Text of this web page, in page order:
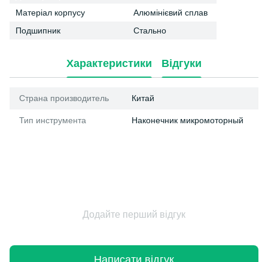
Матеріал корпусу
Алюмінієвий сплав
Подшипник
Стально
Характеристики Відгуки
Страна производитель Китай
Тип инструмента Наконечник микромоторный
Додайте перший відгук
Написати відгук